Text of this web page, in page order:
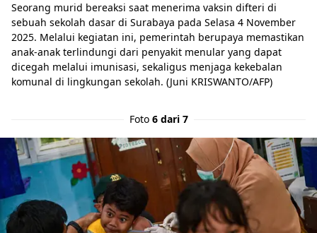
Seorang murid bereaksi saat menerima vaksin difteri di
sebuah sekolah dasar di Surabaya pada Selasa 4 November
2025. Melalui kegiatan ini, pemerintah berupaya memastikan
anak-anak terlindungi dari penyakit menular yang dapat
dicegah melalui imunisasi, sekaligus menjaga kekebalan
komunal di lingkungan sekolah. (Juni KRISWANTO/AFP)
Foto 6 dari 7